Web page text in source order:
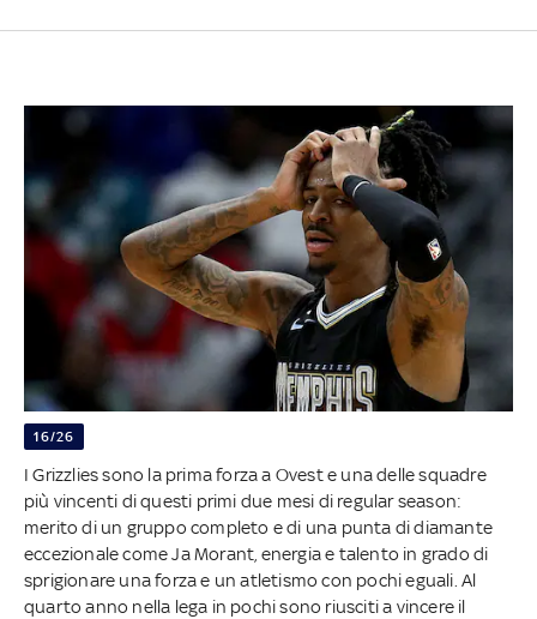
16/26
I Grizzlies sono la prima forza a Ovest e una delle squadre
più vincenti di questi primi due mesi di regular season:
merito di un gruppo completo e di una punta di diamante
eccezionale come Ja Morant, energia e talento in grado di
sprigionare una forza e un atletismo con pochi eguali. Al
quarto anno nella lega in pochi sono riusciti a vincere il